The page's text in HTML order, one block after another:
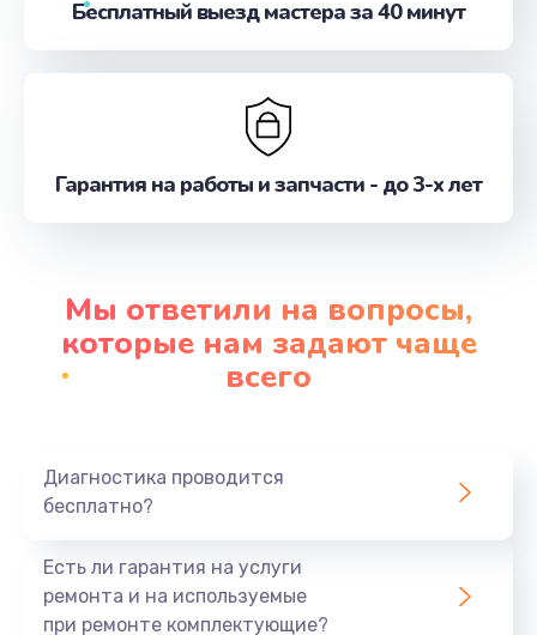
Бесплатный выезд мастера за 40 минут
Гарантия на работы и запчасти - до 3-х лет
Мы ответили на вопросы,
которые нам задают чаще
всего
Диагностика проводится
бесплатно?
Есть ли гарантия на услуги
ремонта и на используемые
при ремонте комплектующие?